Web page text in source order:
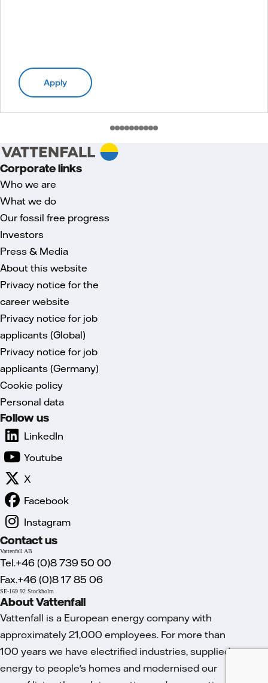
Apply
Corporate links
Who we are
What we do
Our fossil free progress
Investors
Press & Media
About this website
Privacy notice for the
career website
Privacy notice for job
applicants (Global)
Privacy notice for job
applicants (Germany)
Cookie policy
Personal data
Follow us
LinkedIn
Youtube
X
Facebook
Instagram
Contact us
Vattenfall AB
Tel.+46 (0)8 739 50 00
Fax.+46 (0)8 17 85 06
SE-169 92 Stockholm
About Vattenfall
Vattenfall is a European energy company with
approximately 21,000 employees. For more than
100 years we have electrified industries, supplied
energy to people's homes and modernised our